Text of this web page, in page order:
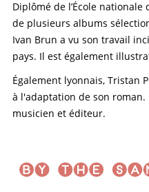
Diplômé de l’École
de plusieurs albums
Ivan Brun a vu son travail
pays. Il est également
Également lyonnais, Tristan
à l'adaptation de son
musicien et éditeur.